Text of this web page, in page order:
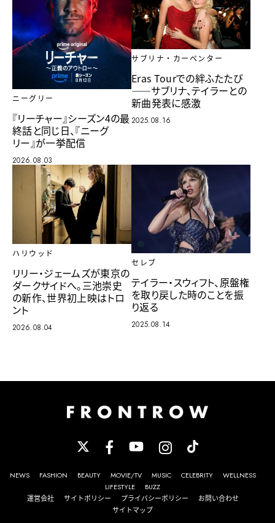
ニーグリー
『リーチャー』シーズン4の最
終話と同じ日、『ニーグ
リー』が一挙配信
2026.08.03
サブリナ・カーペンター
Eras Tourでの絆ふたたび
――サブリナ、テイラーとの
新曲発表に感激
2025.08.16
ハリウッド
リリー・ジェームズが東京の
ダークサイドへ。三池崇史
の新作、世界初上映はトロ
ント
2026.08.04
セレブ
テイラー・スウィフト、原盤権
を取り戻した時のことを振
り返る
2025.08.14
NEWS FASHION BEAUTY MOVIE/TV MUSIC CELEBRITY
WELLNESS
LIFESTYLE
BUZZ
運営会社
サイトポリシー プライバシーポリシー
お問い合わせ
サイトマップ